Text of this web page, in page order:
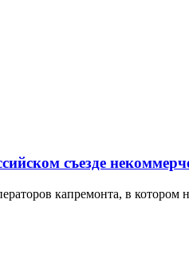
съезде
капремонта, в